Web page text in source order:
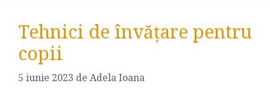
Tehnici de învățare pentru
copii
5 iunie 2023 de Adela Ioana